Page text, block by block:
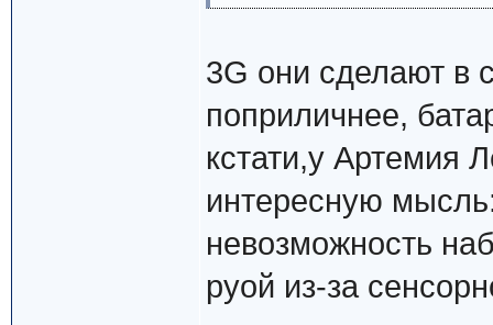
3G они сделают в
поприличнее,
кстати,у Артемия
интересную
невозможность
руой из-за